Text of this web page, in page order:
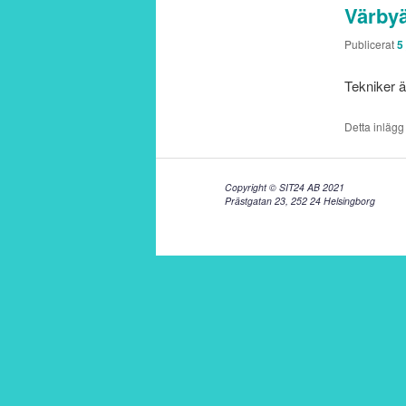
Publicerat5
Tekniker
Detta
Copyright © SIT24 AB 2021
Prästgatan 23, 252 24 Helsingborg